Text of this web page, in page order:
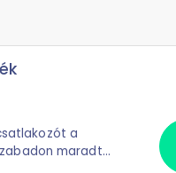
a
maradt